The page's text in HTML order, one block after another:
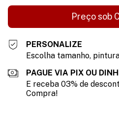
PERSONALIZE
Escolha tamanho,
PAGUE VIA PIX OU
E receba 03% de
Compra!